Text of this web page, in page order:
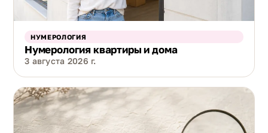
НУМЕРОЛОГИЯ
Нумерология квартиры и дома
3 августа 2026 г.